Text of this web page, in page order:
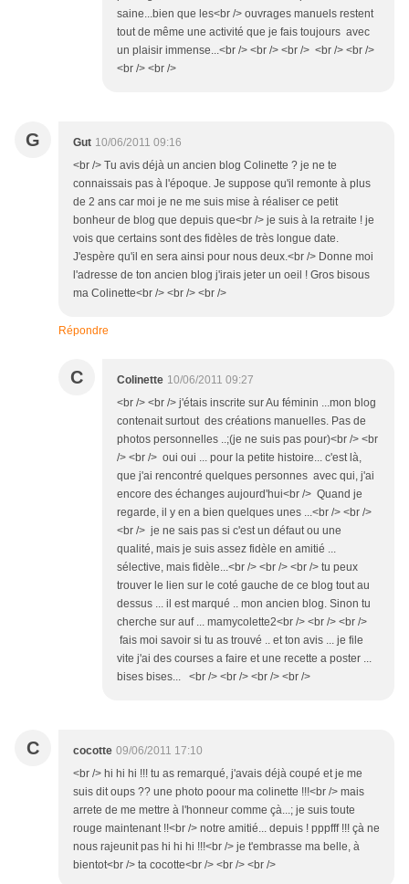
saine...bien que les<br /> ouvrages manuels restent
tout de même une activité que je fais toujours avec
un plaisir immense...<br /> <br /> <br /> <br /> <br />
<br /> <br />
G Gut 10/06/2011 09:16
<br /> Tu avis déjà un ancien blog Colinette ? je ne te
connaissais pas à l'époque. Je suppose qu'il remonte à plus
de 2 ans car moi je ne me suis mise à réaliser ce petit
bonheur de blog que depuis que<br /> je suis à la retraite ! je
vois que certains sont des fidèles de très longue date.
J'espère qu'il en sera ainsi pour nous deux.<br /> Donne moi
l'adresse de ton ancien blog j'irais jeter un oeil ! Gros bisous
ma Colinette<br /> <br /> <br />
Répondre
C Colinette 10/06/2011 09:27
<br /> <br /> j'étais inscrite sur Au féminin ...mon blog
contenait surtout des créations manuelles. Pas de
photos personnelles ..;(je ne suis pas pour)<br /> <br
/> <br /> oui oui ... pour la petite histoire... c'est là,
que j'ai rencontré quelques personnes avec qui, j'ai
encore des échanges aujourd'hui<br /> Quand je
regarde, il y en a bien quelques unes ...<br /> <br />
<br /> je ne sais pas si c'est un défaut ou une
qualité, mais je suis assez fidèle en amitié ...
sélective, mais fidèle...<br /> <br /> <br /> tu peux
trouver le lien sur le coté gauche de ce blog tout au
dessus ... il est marqué .. mon ancien blog. Sinon tu
cherche sur auf ... mamycolette2<br /> <br /> <br />
fais moi savoir si tu as trouvé .. et ton avis ... je file
vite j'ai des courses a faire et une recette a poster ...
bises bises... <br /> <br /> <br /> <br />
C cocotte 09/06/2011 17:10
<br /> hi hi hi !!! tu as remarqué, j'avais déjà coupé et je me
suis dit oups ?? une photo poour ma colinette !!!<br /> mais
arrete de me mettre à l'honneur comme çà...; je suis toute
rouge maintenant !!<br /> notre amitié... depuis ! pppfff !!! çà ne
nous rajeunit pas hi hi hi !!!<br /> je t'embrasse ma belle, à
bientot<br /> ta cocotte<br /> <br /> <br />